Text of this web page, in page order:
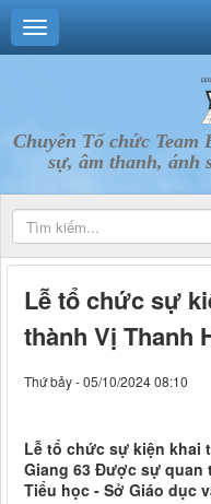
Chuyên Tổ chức
sự, âm thanh, ánh
Lễ tổ chức sự
thành Vị Thanh
Thứ bảy - 05/10/2024 08:10
Lễ tổ chức sự kiện khai
Giang 63 Được sự quan
Tiểu học - Sở Giáo dục